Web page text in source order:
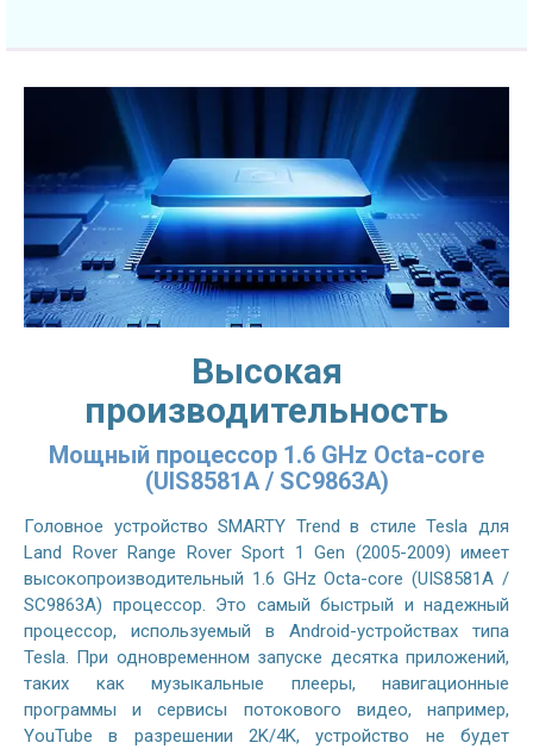
Высокая
производительность
Мощный процессор 1.6 GHz Octa-core
(UIS8581A / SC9863A)
Головное устройство SMARTY Trend в стиле Tesla для
Land Rover Range Rover Sport 1 Gen (2005-2009) имеет
высокопроизводительный 1.6 GHz Octa-core (UIS8581A /
SC9863A) процессор. Это самый быстрый и надежный
процессор, используемый в Android-устройствах типа
Tesla. При одновременном запуске десятка приложений,
таких как музыкальные плееры, навигационные
программы и сервисы потокового видео, например,
YouTube в разрешении 2K/4K, устройство не будет